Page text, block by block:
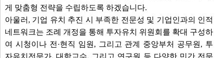
게 맞춤형 전략을 수립하도록 하겠습니다.
아울러, 기업 유치 추진 시 부족한 전문성 및 기업인과의 인적
네트워크는 조례 개정을 통해 투자유치 위원회를 확대 구성하
여 시청이나 전·현직 임원, 그리고 관계 중앙부처 공무원, 투
자유치전문가, 대학교수, 그리고 연구원 등 다양한 민간 전문